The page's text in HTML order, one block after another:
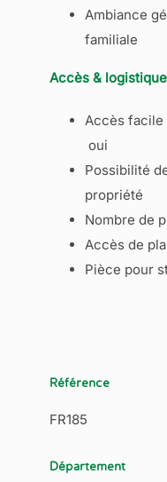
Ambiance
familiale
Accès & logistique
Accès
oui
Possibilité
propriété
Nombre de
Accès de
Pièce pour
Référence
FR185
Département